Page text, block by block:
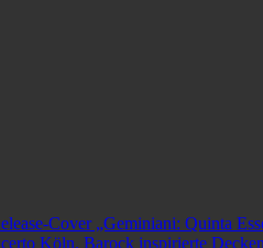
Nibelungen" aus dem